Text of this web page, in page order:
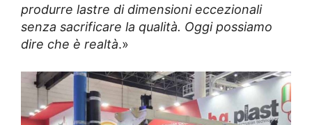
produrre lastre di dimensioni eccezionali
senza sacrificare la qualità. Oggi possiamo
dire che è realtà.»